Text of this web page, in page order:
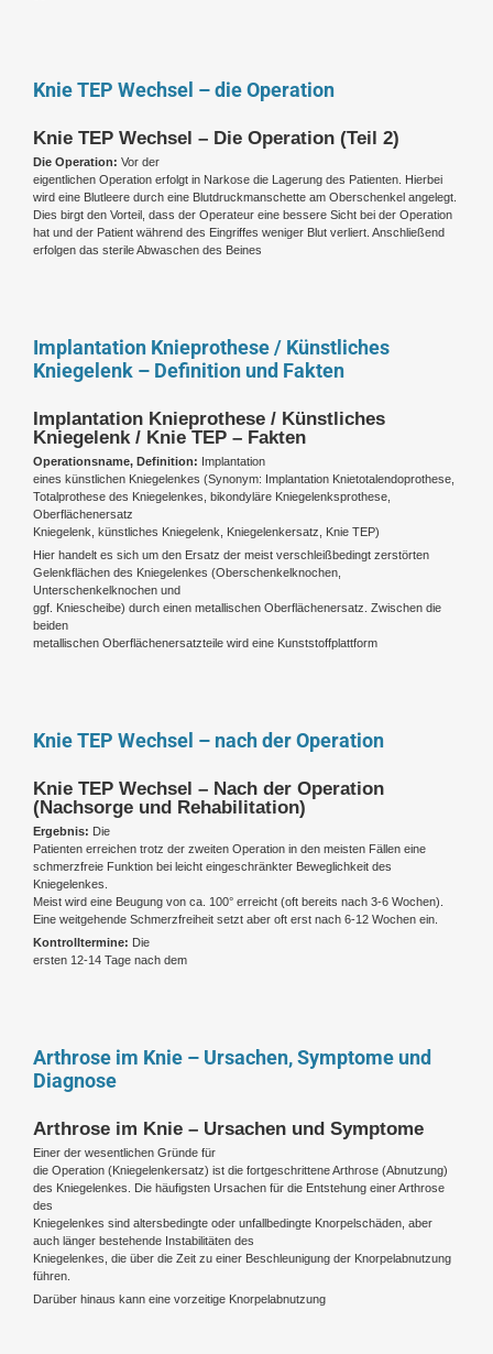
Knie TEP Wechsel – die Operation
Knie TEP Wechsel – Die Operation (Teil 2)
Die Operation: Vor der
eigentlichen Operation erfolgt in Narkose die Lagerung des Patienten. Hierbei
wird eine Blutleere durch eine Blutdruckmanschette am Oberschenkel angelegt.
Dies birgt den Vorteil, dass der Operateur eine bessere Sicht bei der Operation
hat und der Patient während des Eingriffes weniger Blut verliert. Anschließend
erfolgen das sterile Abwaschen des Beines
Implantation Knieprothese / Künstliches
Kniegelenk – Definition und Fakten
Implantation Knieprothese / Künstliches
Kniegelenk / Knie TEP – Fakten
Operationsname, Definition: Implantation
eines künstlichen Kniegelenkes (Synonym: Implantation Knietotalendoprothese,
Totalprothese des Kniegelenkes, bikondyläre Kniegelenksprothese,
Oberflächenersatz
Kniegelenk, künstliches Kniegelenk, Kniegelenkersatz, Knie TEP)
Hier handelt es sich um den Ersatz der meist verschleißbedingt zerstörten
Gelenkflächen des Kniegelenkes (Oberschenkelknochen,
Unterschenkelknochen und
ggf. Kniescheibe) durch einen metallischen Oberflächenersatz. Zwischen die
beiden
metallischen Oberflächenersatzteile wird eine Kunststoffplattform
Knie TEP Wechsel – nach der Operation
Knie TEP Wechsel – Nach der Operation
(Nachsorge und Rehabilitation)
Ergebnis: Die
Patienten erreichen trotz der zweiten Operation in den meisten Fällen eine
schmerzfreie Funktion bei leicht eingeschränkter Beweglichkeit des
Kniegelenkes.
Meist wird eine Beugung von ca. 100° erreicht (oft bereits nach 3-6 Wochen).
Eine weitgehende Schmerzfreiheit setzt aber oft erst nach 6-12 Wochen ein.
Kontrolltermine: Die
ersten 12-14 Tage nach dem
Arthrose im Knie – Ursachen, Symptome und
Diagnose
Arthrose im Knie – Ursachen und Symptome
Einer der wesentlichen Gründe für
die Operation (Kniegelenkersatz) ist die fortgeschrittene Arthrose (Abnutzung)
des Kniegelenkes. Die häufigsten Ursachen für die Entstehung einer Arthrose
des
Kniegelenkes sind altersbedingte oder unfallbedingte Knorpelschäden, aber
auch länger bestehende Instabilitäten des
Kniegelenkes, die über die Zeit zu einer Beschleunigung der Knorpelabnutzung
führen.
Darüber hinaus kann eine vorzeitige Knorpelabnutzung